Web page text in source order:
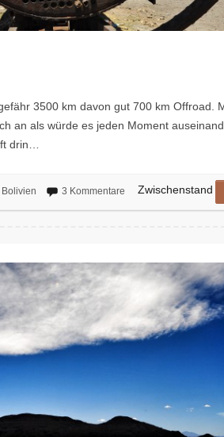
3500 km davon gut 700 km Offroad.
an als würde es jeden Moment
drin…
Bolivien 3 Kommentare Zwischenstand